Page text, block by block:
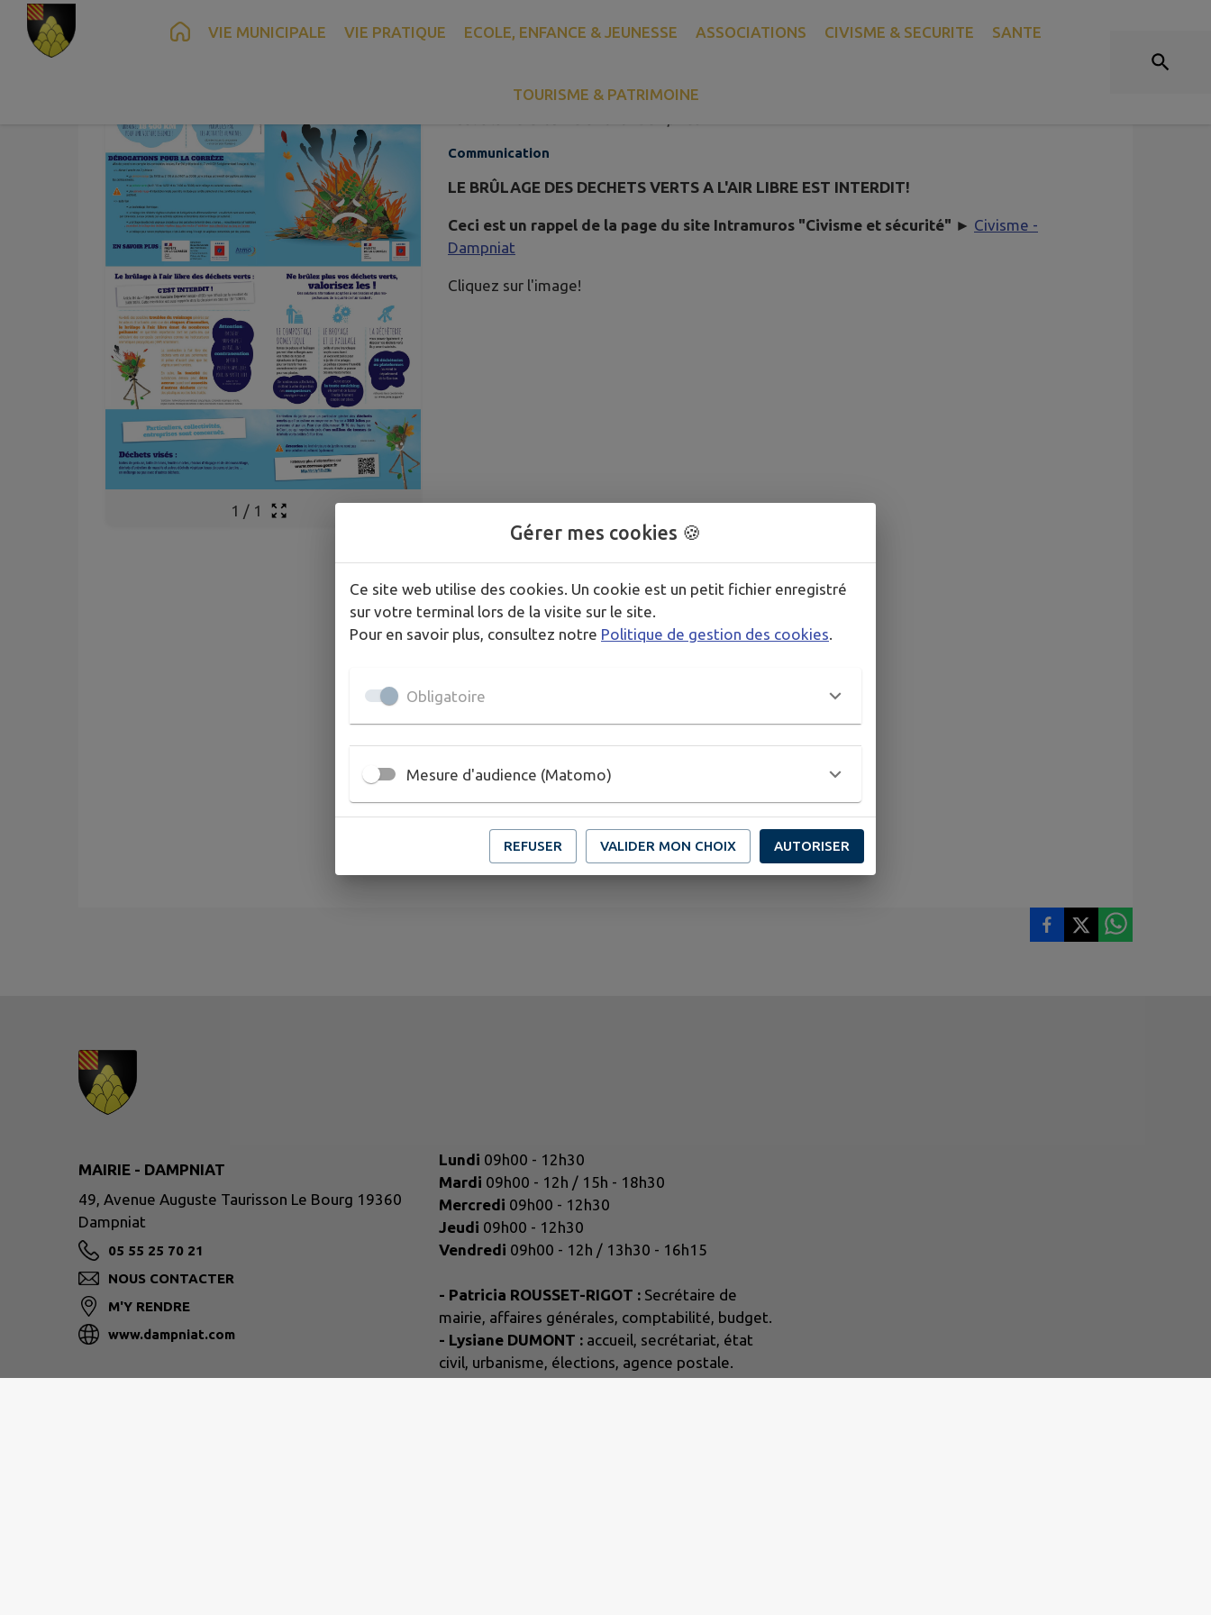
Contenu Recherche Pied de page
VIE MUNICIPALE VIE PRATIQUE ECOLE, ENFANCE & JEUNESSE ASSOCIATIONS CIVISME & SECURITE SANTE
TOURISME & PATRIMOINE
1 / 1
VERTS
Communication
LE BRÛLAGE DES DECHETS VERTS A L'AIR LIBRE EST INTERDIT!
Ceci est un rappel de la page du site Intramuros "Civisme et sécurité" ► Civisme -
Dampniat
Cliquez sur l'image!
MAIRIE - DAMPNIAT
49, Avenue Auguste Taurisson Le Bourg 19360
Dampniat
05 55 25 70 21
NOUS CONTACTER
M'Y RENDRE
www.dampniat.com
Lundi 09h00 - 12h30
Mardi 09h00 - 12h / 15h - 18h30
Mercredi 09h00 - 12h30
Jeudi 09h00 - 12h30
Vendredi 09h00 - 12h / 13h30 - 16h15
- Patricia ROUSSET-RIGOT : Secrétaire de
mairie, affaires générales, comptabilité, budget.
- Lysiane DUMONT : accueil, secrétariat, état
civil, urbanisme, élections, agence postale.
Gérer mes cookies 🍪
Ce site web utilise des cookies. Un cookie est un petit fichier enregistré
sur votre terminal lors de la visite sur le site.
Pour en savoir plus, consultez notre Politique de gestion des cookies.
Obligatoire
Mesure d'audience (Matomo)
REFUSER VALIDER MON CHOIX AUTORISER